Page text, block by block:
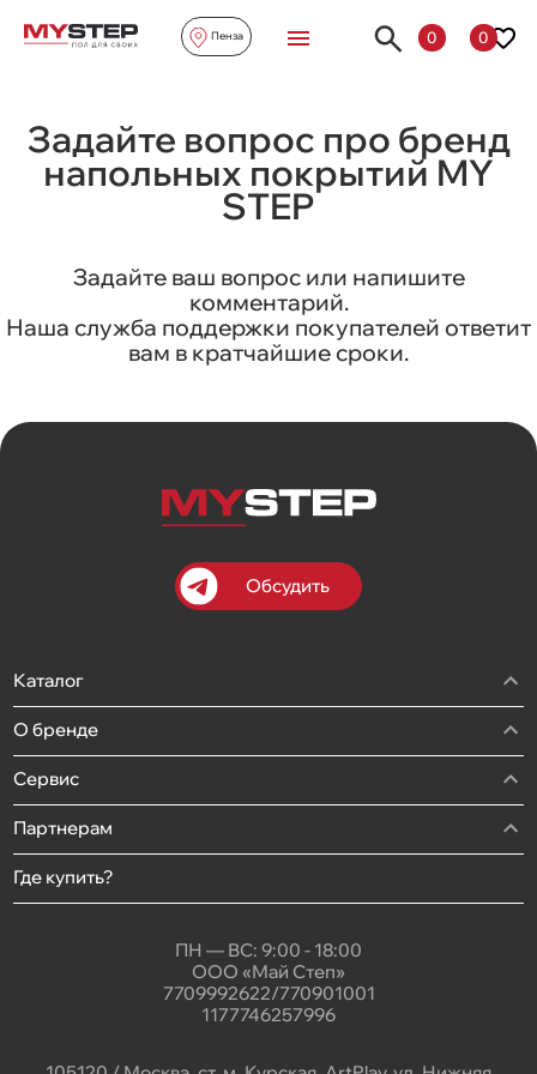
Пенза 0 0
Задайте вопрос про бренд
напольных покрытий MY
STEP
Задайте ваш вопрос или напишите
комментарий.
Наша служба поддержки покупателей ответит
вам в кратчайшие сроки.
Обсудить
Каталог
О бренде
Сервис
Партнерам
Где купить?
ПН — ВС: 9:00 - 18:00
ООО «Май Степ»
7709992622/770901001
1177746257996